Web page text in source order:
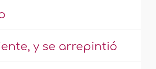
y se arrepintió